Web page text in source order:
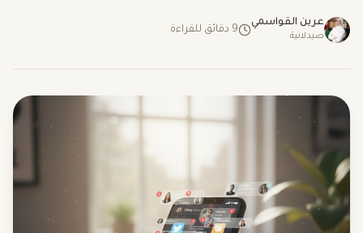
عرين القواسمي
صيدلانية
9 دقائق للقراءة